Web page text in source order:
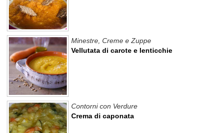
Vellutata di carote e lenticchie
Minestre, Creme e Zuppe
Crema di caponata
Contorni con Verdure